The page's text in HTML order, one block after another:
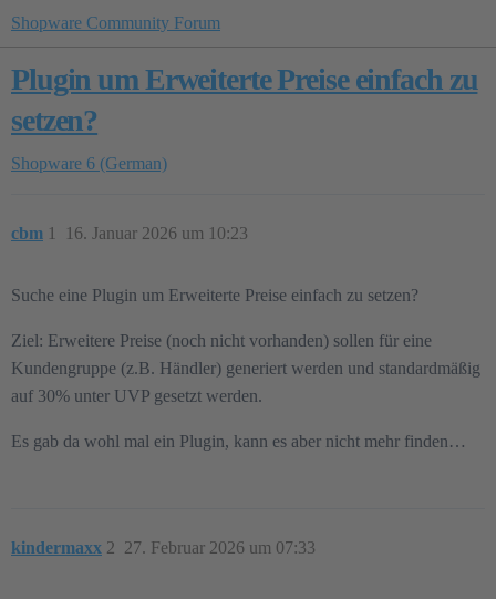
Shopware Community Forum
Plugin um Erweiterte Preise einfach zu
setzen?
Shopware 6 (German)
cbm 16. Januar 2026 um 10:23
1
Suche eine Plugin um Erweiterte Preise einfach zu setzen?
Ziel: Erweitere Preise (noch nicht vorhanden) sollen für eine
Kundengruppe (z.B. Händler) generiert werden und standardmäßig
auf 30% unter UVP gesetzt werden.
Es gab da wohl mal ein Plugin, kann es aber nicht mehr finden…
kindermaxx 27. Februar 2026 um 07:33
2